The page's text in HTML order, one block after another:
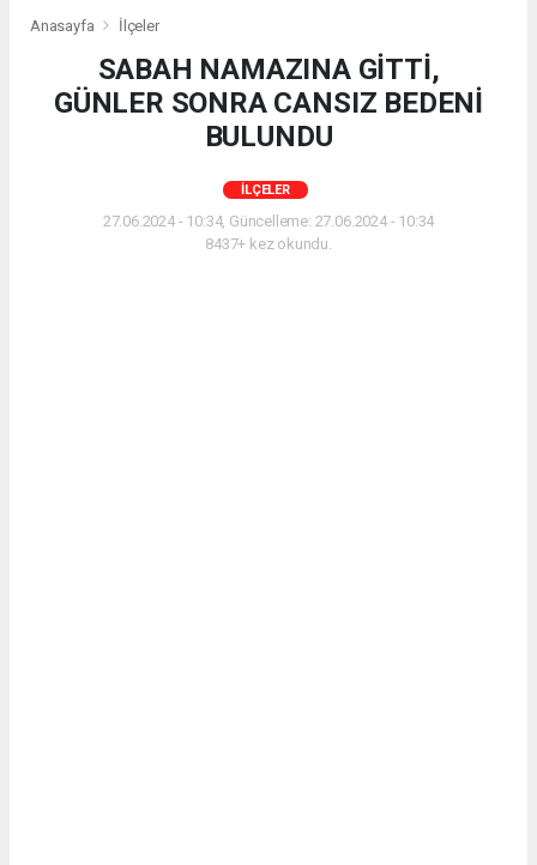
Anasayfa İlçeler
SABAH NAMAZINA GİTTİ,
GÜNLER SONRA CANSIZ BEDENİ
BULUNDU
İLÇELER
27.06.2024 - 10:34, Güncelleme: 27.06.2024 - 10:34
8437+ kez okundu.